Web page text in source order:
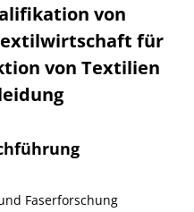
von
für
von Textilien
Faserforschung